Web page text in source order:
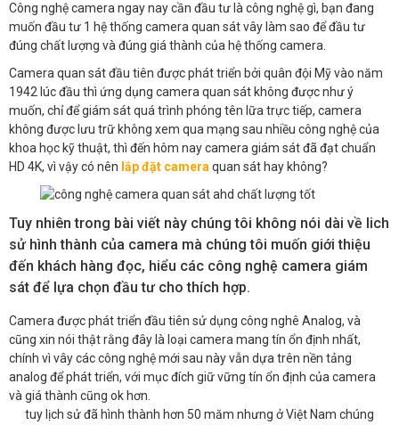
Công nghệ camera ngay nay cần đầu tư là công nghệ gì, bạn đang
muốn đầu tư 1 hệ thống camera quan sát vây làm sao để đầu tư
đúng chất lượng và đúng giá thành của hệ thống camera.
Camera quan sát đầu tiên được phát triển bởi quân đội Mỹ vào năm
1942 lúc đầu thì ứng dụng camera quan sát không được như ý
muốn, chỉ để giám sát quá trình phóng tên lữa trực tiếp, camera
không được lưu trữ không xem qua mạng sau nhiều công nghệ của
khoa học kỹ thuật, thì đến hôm nay camera giám sát đã đạt chuẩn
HD 4K, vì vậy có nên lắp đặt camera quan sát hay không?
Tuy nhiên trong bài viết này chúng tôi không nói dài về lich
sử hình thành của camera mà chúng tôi muốn giới thiệu
đến khách hàng đọc, hiểu các công nghệ camera giám
sát để lựa chọn đầu tư cho thích hợp.
Camera được phát triển đầu tiên sử dụng công nghê Analog, và
cũng xin nói thật rằng đây là loại camera mang tín ổn định nhất,
chính vì vây các công nghệ mới sau này vẫn dựa trên nền tảng
analog để phát triển, với mục đích giữ vững tín ổn định của camera
và giá thành cũng ok hơn.
tuy lịch sử đã hình thành hơn 50 măm nhưng ở Việt Nam chúng